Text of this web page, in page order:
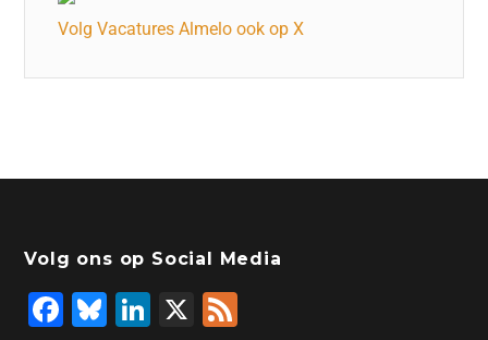
Volg Vacatures Almelo ook op X
Volg ons op Social Media
F
Bl
Li X